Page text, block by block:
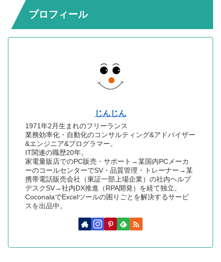
プロフィール
じんじん
1971年2月生まれのフリーランス
業務効率化・自動化のコンサルティング&アドバイザー
&エンジニア&プログラマー。
IT関連の職歴20年。
家電量販店でのPC販売・サポート→某国内PCメーカ
ーのコールセンターでSV・品質管理・トレーナー→某
携帯電話販売会社（東証一部上場企業）の社内ヘルプ
デスクSV→社内DX推進（RPA開発）を経て独立。
CoconalaでExcelツールの困りごとを解決するサービ
スを出品中。